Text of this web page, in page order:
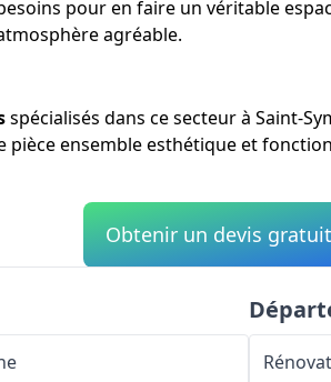
pour en faire un véritable
agréable.
spécialisés dans ce secteur à Saint-
ensemble esthétique et
Obtenir un devis